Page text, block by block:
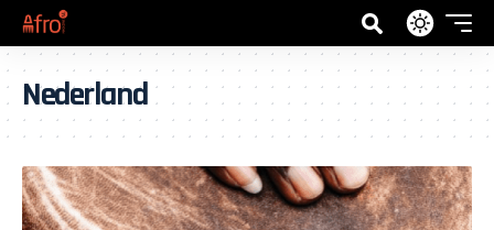
Nederland